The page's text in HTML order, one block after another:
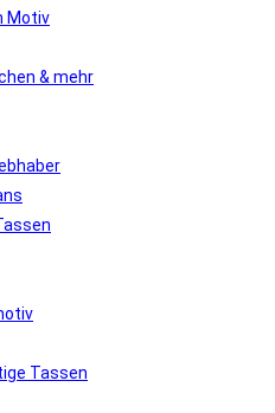
Motiv
& mehr
Tassen